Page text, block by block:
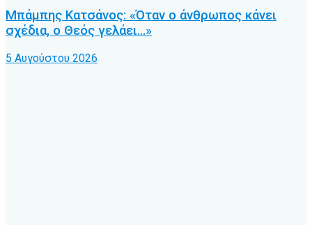
Μπάμπης Κατσάνος: «Όταν ο άνθρωπος κάνει
σχέδια, ο Θεός γελάει…»
5 Αυγούστου 2026